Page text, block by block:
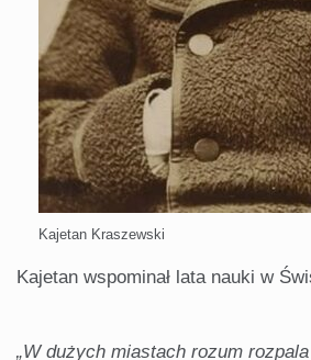
Kajetan Kraszewski
Kajetan wspominał lata nauki w
„W dużych miastach rozum